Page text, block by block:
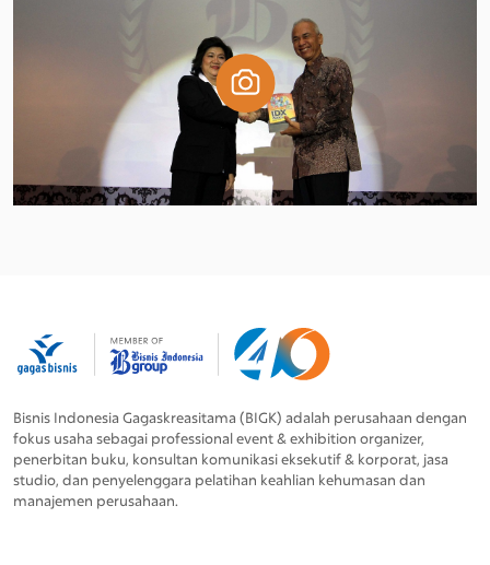
Bisnis Indonesia Gagaskreasitama (BIGK) adalah perusahaan dengan
fokus usaha sebagai professional event & exhibition organizer,
penerbitan buku, konsultan komunikasi eksekutif & korporat, jasa
studio, dan penyelenggara pelatihan keahlian kehumasan dan
manajemen perusahaan.